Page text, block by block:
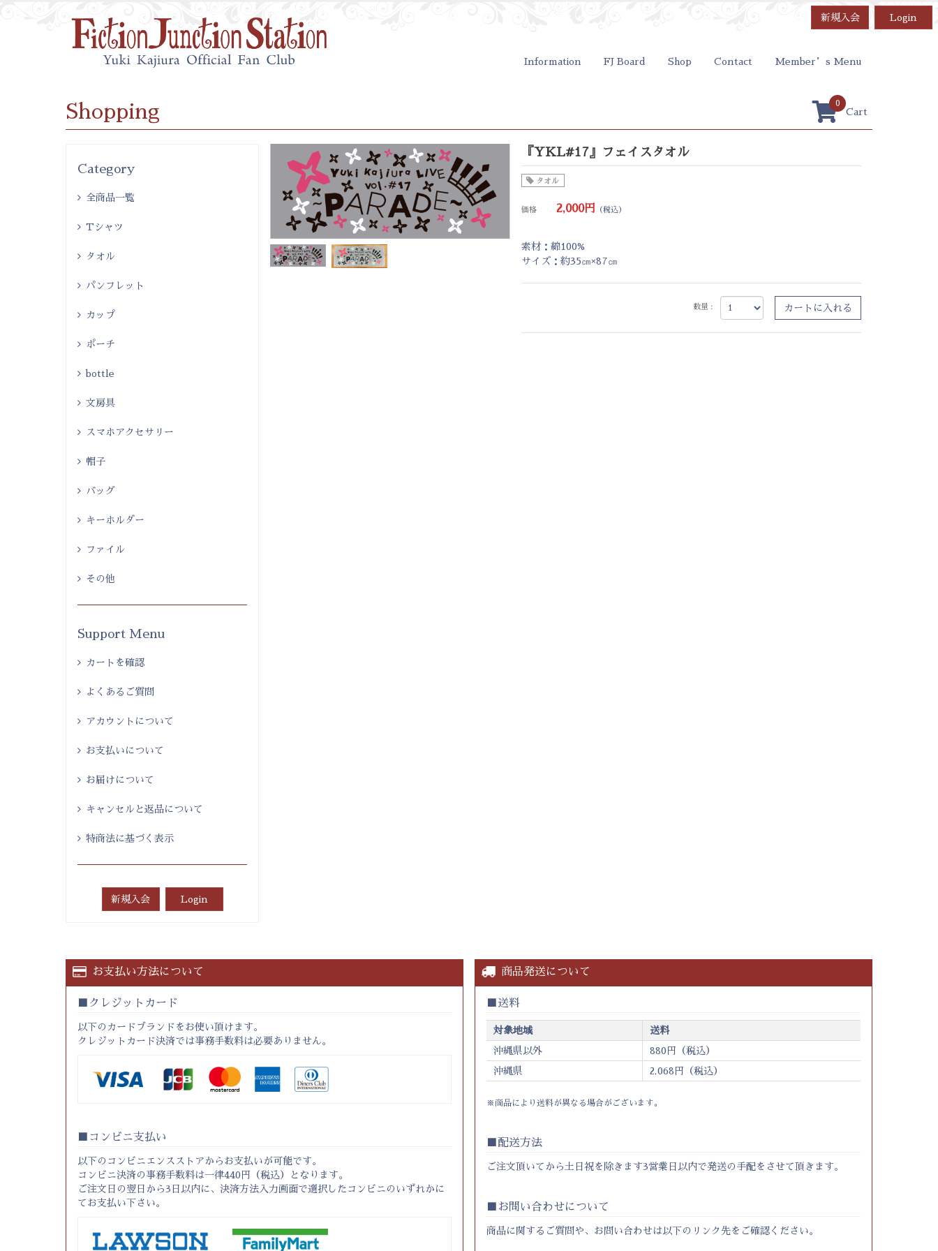
新規入会 Login
Information FJ Board Shop Contact Member’s Menu
Shopping 0
Cart
Category
全商品一覧
Tシャツ
タオル
パンフレット
カップ
ポーチ
bottle
文房具
スマホアクセサリー
帽子
バッグ
キーホルダー
ファイル
その他
Support Menu
カートを確認
よくあるご質問
アカウントについて
お支払いについて
お届けについて
キャンセルと返品について
特商法に基づく表示
新規入会 Login
『YKL#17』フェイスタオル
タオル
価格 2,000円 （税込）
素材：綿100%
サイズ：約35㎝×87㎝
数量 :
お支払い方法について
クレジットカード
以下のカードブランドをお使い頂けます。
クレジットカード決済では事務手数料は必要ありません。
コンビニ支払い
以下のコンビニエンスストアからお支払いが可能です。
コンビニ決済の事務手数料は一律440円（税込）となります。
ご注文日の翌日から3日以内に、決済方法入力画面で選択したコンビニのいずれかに
てお支払い下さい。
商品発送について
送料
対象地域 送料
沖縄県以外 880円（税込）
沖縄県 2,068円（税込）
※商品により送料が異なる場合がございます。
配送方法
ご注文頂いてから土日祝を除きます3営業日以内で発送の手配をさせて頂きます。
お問い合わせについて
商品に関するご質問や、お問い合わせは以下のリンク先をご確認ください。